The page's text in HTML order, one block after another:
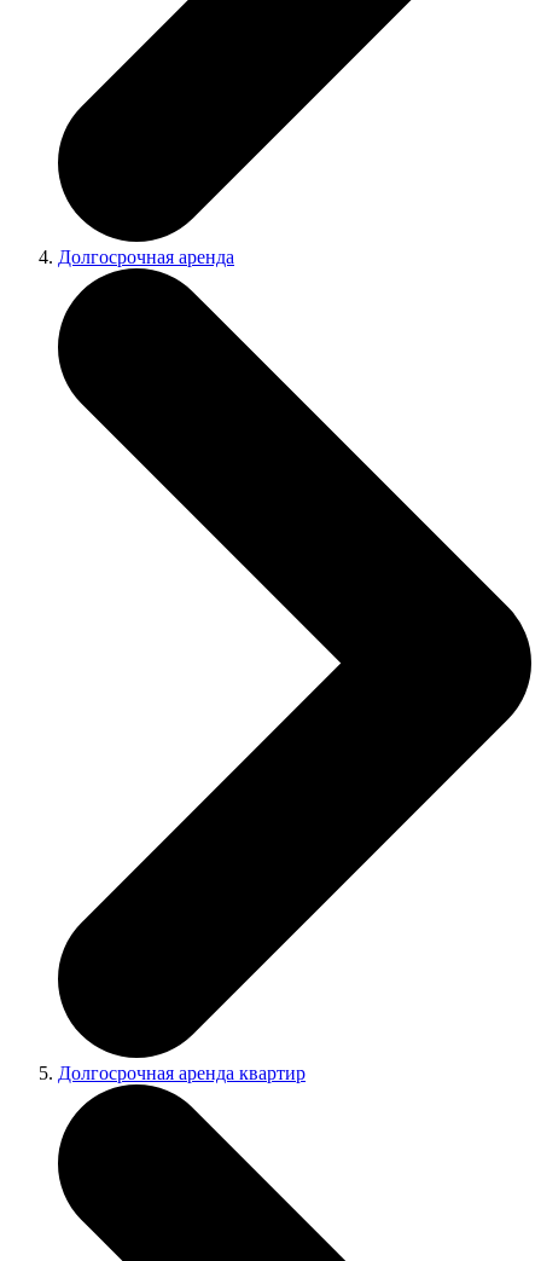
Долгосрочная аренда
Долгосрочная аренда квартир